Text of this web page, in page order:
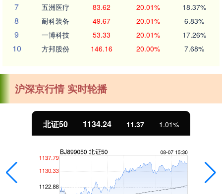
7 五洲医疗 83.62 20.01% 18.37%
8 耐科装备 49.67 20.01% 6.83%
9 一博科技 53.33 20.01% 17.26%
10 方邦股份 146.16 20.00% 7.68%
沪深京行情 实时轮播
北证50 1134.24 11.37 1.01%